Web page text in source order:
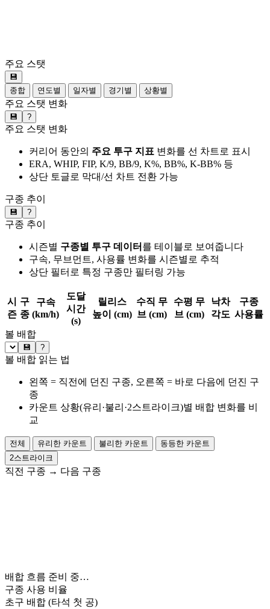
주요 스탯
💾
종합
연도별 일자별 경기별 상황별
주요 스탯 변화
💾 ?
주요 스탯 변화
커리어 동안의 주요 투구 지표 변화를 선 차트로 표시
ERA, WHIP, FIP, K/9, BB/9, K%, BB%, K-BB% 등
상단 토글로 막대/선 차트 전환 가능
구종 추이
💾 ?
구종 추이
시즌별 구종별 투구 데이터 를 테이블로 보여줍니다
구속, 무브먼트, 사용률 변화를 시즌별로 추적
상단 필터로 특정 구종만 필터링 가능
시
즌
구
종
구속
(km/h)
도달
시간
(s)
릴리스
높이 (cm)
수직 무
브 (cm)
수평 무
브 (cm)
낙차
각도
구종
사용률
볼 배합
💾 ?
볼 배합 읽는 법
왼쪽 = 직전에 던진 구종, 오른쪽 = 바로 다음에 던진 구
종
카운트 상황(유리·불리·2스트라이크)별 배합 변화를 비
교
전체 유리한 카운트 불리한 카운트
동등한 카운트
2스트라이크
직전 구종 → 다음 구종
배합 흐름 준비 중…
구종 사용 비율
초구 배합 (타석 첫 공)